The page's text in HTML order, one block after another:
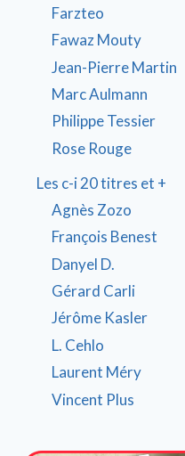
Farzteo
Fawaz Mouty
Jean-Pierre Martin
Marc Aulmann
Philippe Tessier
Rose Rouge
Les c-i 20 titres et +
Agnès Zozo
François Benest
Danyel D.
Gérard Carli
Jérôme Kasler
L. Cehlo
Laurent Méry
Vincent Plus